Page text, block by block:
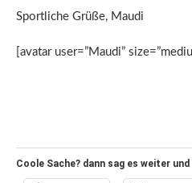
Sportliche Grüße, Maudi
[avatar user=”Maudi”
Coole Sache? dann sag es weiter